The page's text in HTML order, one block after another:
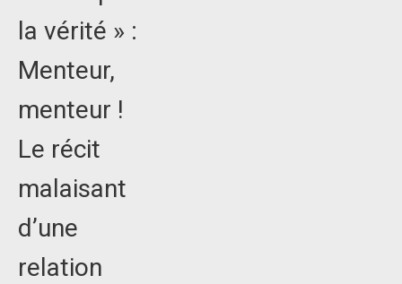
la vérité » :
Menteur,
menteur !
Le récit
malaisant
d’une
relation